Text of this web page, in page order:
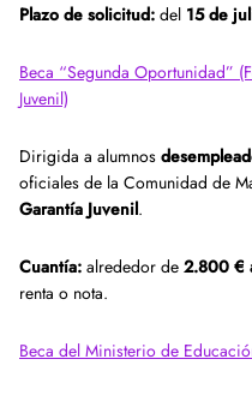
Plazo de solicitud: del 15 de
Beca “Segunda Oportunidad”
Juvenil)
Dirigida a alumnos
oficiales de la Comunidad de
Garantía Juvenil.
Cuantía: alrededor de 2.800 €
renta o nota.
Beca del Ministerio de